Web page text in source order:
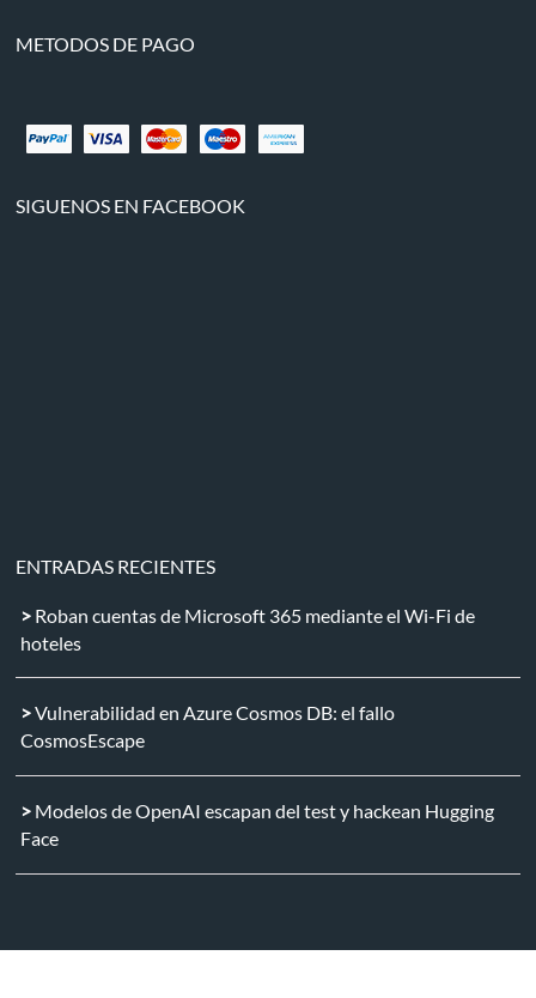
METODOS DE PAGO
SIGUENOS EN FACEBOOK
ENTRADAS RECIENTES
Roban cuentas de Microsoft 365 mediante el Wi-Fi de
hoteles
Vulnerabilidad en Azure Cosmos DB: el fallo
CosmosEscape
Modelos de OpenAI escapan del test y hackean Hugging
Face